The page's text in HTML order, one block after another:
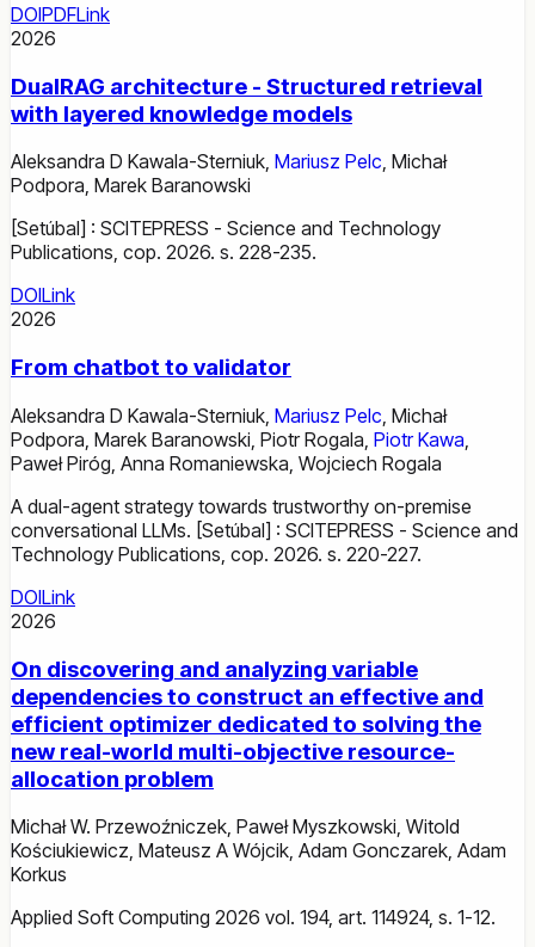
DOIPDFLink
2026
DualRAG architecture - Structured retrieval
with layered knowledge models
Aleksandra D Kawala-Sterniuk, Mariusz Pelc, Michał
Podpora, Marek Baranowski
[Setúbal] : SCITEPRESS - Science and Technology
Publications, cop. 2026. s. 228-235.
DOILink
2026
From chatbot to validator
Aleksandra D Kawala-Sterniuk Mariusz Pelc Michał
Podpora Marek Baranowski Piotr Rogala Piotr Kawa
Paweł Piróg Anna Romaniewska Wojciech Rogala
A dual-agent strategy towards trustworthy on-premise
conversational LLMs. [Setúbal] : SCITEPRESS - Science and
Technology Publications, cop. 2026. s. 220-227.
DOILink
2026
On discovering and analyzing variable
dependencies to construct an effective and
efficient optimizer dedicated to solving the
new real-world multi-objective resource-
allocation problem
Michał W. Przewoźniczek, Paweł Myszkowski, Witold
Kościukiewicz, Mateusz A Wójcik, Adam Gonczarek, Adam
Korkus
Applied Soft Computing 2026 vol. 194, art. 114924, s. 1-12.